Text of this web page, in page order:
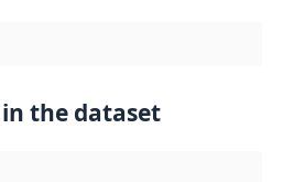
in the dataset